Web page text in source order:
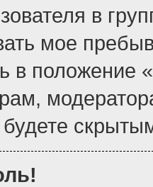
в
мое
в положение